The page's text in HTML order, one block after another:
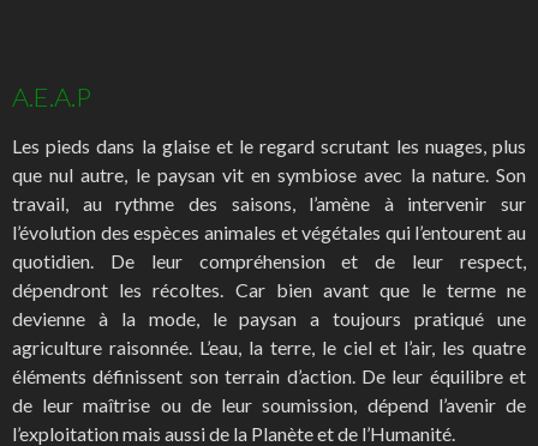
A.E.A.P
Les pieds dans la glaise et le regard scrutant les nuages, plus
que nul autre, le paysan vit en symbiose avec la nature. Son
travail, au rythme des saisons, l’amène à intervenir sur
l’évolution des espèces animales et végétales qui l’entourent au
quotidien. De leur compréhension et de leur respect,
dépendront les récoltes. Car bien avant que le terme ne
devienne à la mode, le paysan a toujours pratiqué une
agriculture raisonnée. L’eau, la terre, le ciel et l’air, les quatre
éléments définissent son terrain d’action. De leur équilibre et
de leur maîtrise ou de leur soumission, dépend l’avenir de
l’exploitation mais aussi de la Planète et de l’Humanité.